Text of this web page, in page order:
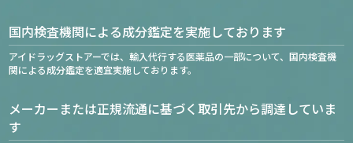
国内検査機関による成分鑑定を実施しております
アイドラッグストアーでは、輸入代行する医薬品の一部について、国内検査機
関による成分鑑定を適宜実施しております。
メーカーまたは正規流通に基づく取引先から調達していま
す